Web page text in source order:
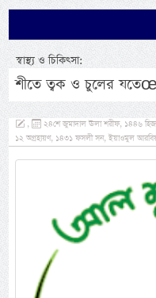
স্বাস্থ্য ও চিকিৎসা:
শীতে ত্বক ও চুলের যতেœ
,
২৪শে জুমাদাল ঊলা শরীফ, ১৪৪৬
১২ অগ্রহায়ণ, ১৪৩১ ফসলী সন, ইয়াওমুল